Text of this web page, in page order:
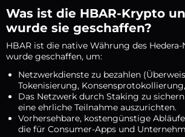
Was ist die HBAR-Krypto
wurde sie geschaffen?
HBAR ist die native Währung des Hedera-
wurde geschaffen, um:
Netzwerkdienste zu bezahlen
Tokenisierung,
Das Netzwerk durch Staking zu
eine ehrliche Teilnahme auszurichten.
Vorhersehbare, kostengünstige
die für Consumer-Apps und